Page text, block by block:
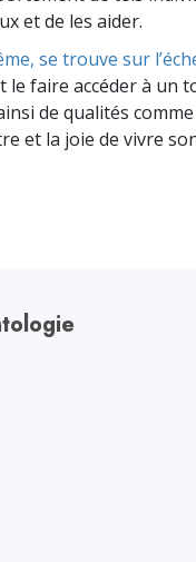
et de les aider.
se trouve sur
le faire accéder à un
de qualités
et la joie de vivre